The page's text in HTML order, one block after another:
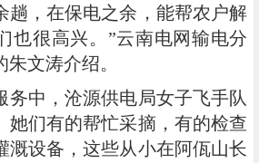
趟，在保电之余，能帮农户解
也很高兴。”云南电网输电分
文涛介绍。
中，沧源供电局女子飞手队
她们有的帮忙采摘，有的检查
溉设备，这些从小在阿佤山长